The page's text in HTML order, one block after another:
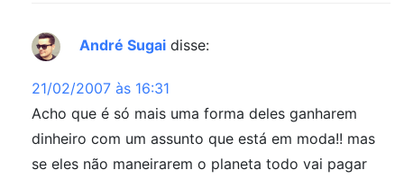
André Sugai disse:
21/02/2007 às 16:31
Acho que é só mais uma forma deles ganharem
dinheiro com um assunto que está em moda!! mas
se eles não maneirarem o planeta todo vai pagar